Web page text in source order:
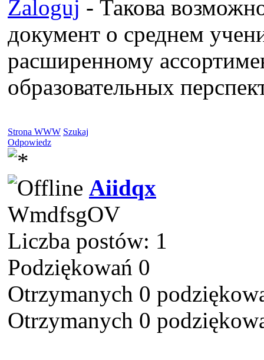
Zaloguj - Такова
документ о среднем
расширенному
образовательных
Strona WWW Szukaj
Odpowiedz
Aiidqx
WmdfsgOV
Liczba postów: 1
Podziękowań 0
Otrzymanych 0
Otrzymanych 0